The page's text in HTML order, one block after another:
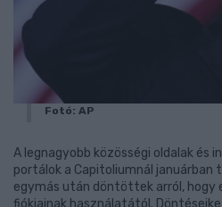
Fotó: AP
A legnagyobb közösségi oldalak és
portálok a Capitoliumnál
egymás után döntöttek arról, hogy